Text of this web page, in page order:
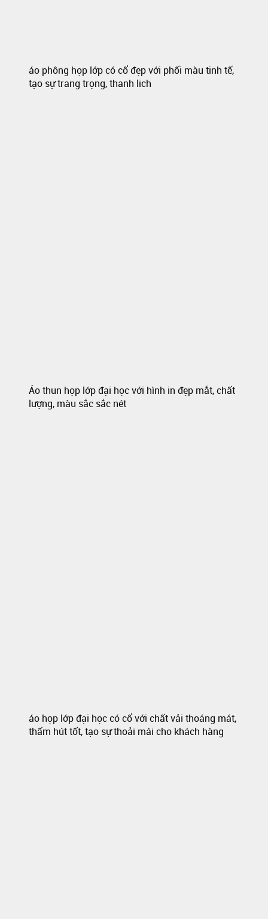
áo phông họp lớp có cổ đẹp với phối màu tinh tế,
tạo sự trang trọng, thanh lich
Áo thun họp lớp đại học với hình in đẹp mắt, chất
lượng, màu sắc sắc nét
áo họp lớp đại học có cổ với chất vải thoáng mát,
thấm hút tốt, tạo sự thoải mái cho khách hàng